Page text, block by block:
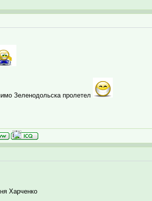
Зеленодольска пролетел
Харченко